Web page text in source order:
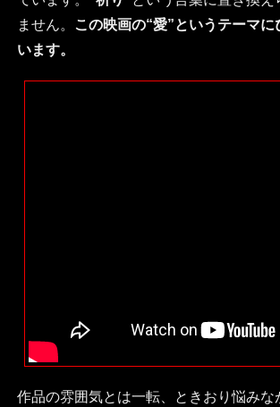
ません。
この映画の“愛”というテーマ
います。
作品の雰囲気とは一転、ときおり悩みな